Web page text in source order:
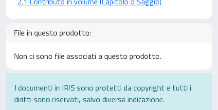
File in questo prodotto:
Non ci sono file associati a questo prodotto.
I documenti in IRIS sono protetti da copyright e tutti i
diritti sono riservati, salvo diversa indicazione.